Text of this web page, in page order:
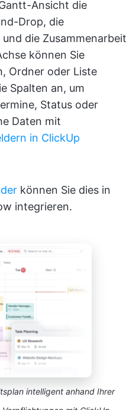
Ansicht die
Drop, die
die Zusammenarbeit
können Sie
Ordner oder Liste
Spalten an, um
Status oder
Daten mit
in ClickUp
können Sie dies in
integrieren.
intelligent anhand Ihrer